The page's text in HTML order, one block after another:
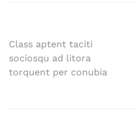
Post
navigation
Class aptent taciti
sociosqu ad litora
torquent per conubia